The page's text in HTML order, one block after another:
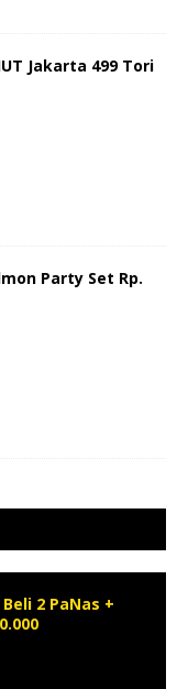
Jakarta 499 Tori
Party Set Rp.
2 PaNas +